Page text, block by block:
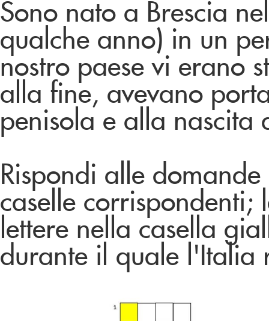
Sono nato a Brescia
qualche anno) in un
nostro paese vi erano
alla fine, avevano
penisola e alla nascita
Rispondi alle
caselle
lettere nella casella
durante il quale l'Italia